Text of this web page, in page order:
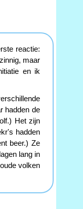
reactie:
maar
en ik
hadden de
Het zijn
hadden
beer.) Ze
lang in
volken